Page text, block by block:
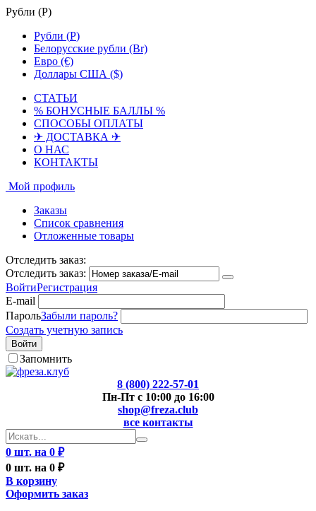
Рубли (Р)
Рубли (Р)
Белорусские рубли (Br)
Евро (€)
Доллары США ($)
СТАТЬИ
% БОНУСНЫЕ БАЛЛЫ %
СПОСОБЫ ОПЛАТЫ
✈ ДОСТАВКА ✈
О НАС
КОНТАКТЫ
Мой профиль
Заказы
Список сравнения
Отложенные товары
Отследить заказ:
Отследить заказ:
ВойтиРегистрация
E-mail
ПарольЗабыли пароль?
Создать учетную запись
Войти
Запомнить
8 (800) 222-57-01
Пн-Пт с 10:00 до 16:00
shop@freza.club
все контакты
0 шт. на 0 ₽
0 шт. на 0 ₽
В корзину
Оформить заказ